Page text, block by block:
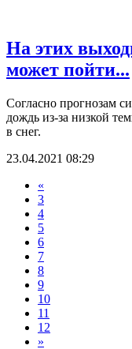
На этих
может пойти...
Согласно прогнозам
дождь из-за низкой
в снег.
23.04.2021 08:29
«
3
4
5
6
7
8
9
10
11
12
»